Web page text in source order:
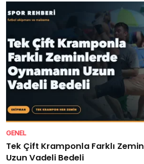
GENEL
Tek Çift Kramponla Farklı
Uzun Vadeli Bedeli